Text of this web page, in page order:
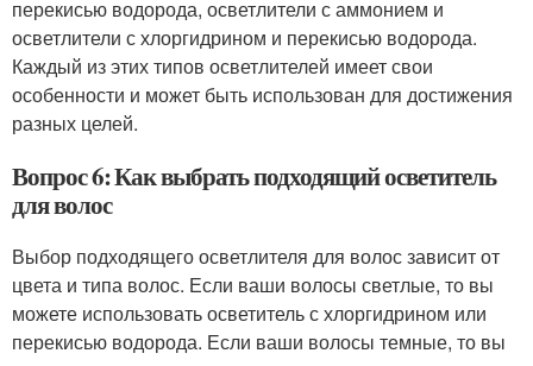
перекисью водорода, осветлители с аммонием и
осветлители с хлоргидрином и перекисью водорода.
Каждый из этих типов осветлителей имеет свои
особенности и может быть использован для достижения
разных целей.
Вопрос 6: Как выбрать подходящий осветитель
для волос
Выбор подходящего осветлителя для волос зависит от
цвета и типа волос. Если ваши волосы светлые, то вы
можете использовать осветитель с хлоргидрином или
перекисью водорода. Если ваши волосы темные, то вы